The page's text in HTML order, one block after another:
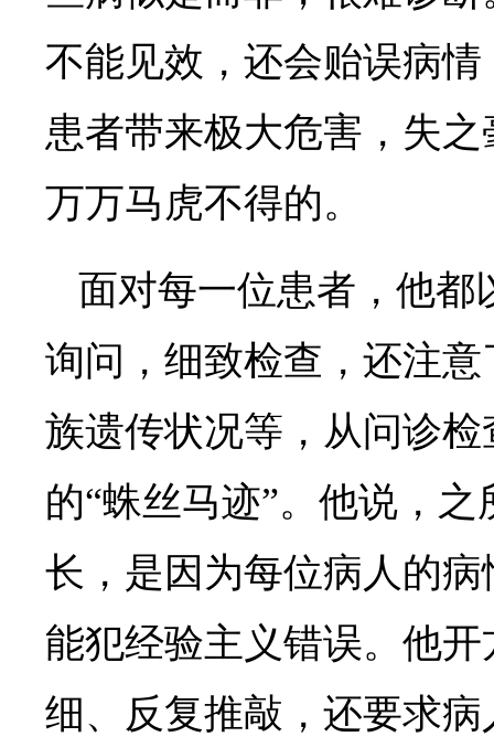
不能见效，还会贻误病
患者带来极大危害，失
万万马虎不得的。
面对每一位患者，他都
询问，细致检查，还注
族遗传状况等，从问诊
的“蛛丝马迹”。他说，
长，是因为每位病人的
能犯经验主义错误。他
细、反复推敲，还要求